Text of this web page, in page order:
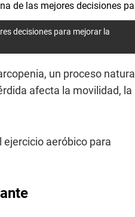
decisiones para mejorar la
un proceso natural
afecta la movilidad, la
aeróbico para